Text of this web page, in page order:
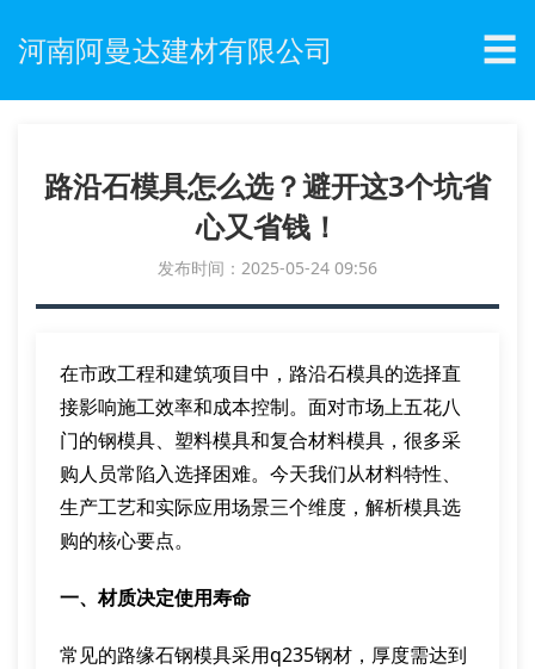
河南阿曼达建材有限公司 ☰
路沿石模具怎么选？避开这3个坑省
心又省钱！
发布时间：2025-05-24 09:56
在市政工程和建筑项目中，路沿石模具的选择直
接影响施工效率和成本控制。面对市场上五花八
门的钢模具、塑料模具和复合材料模具，很多采
购人员常陷入选择困难。今天我们从材料特性、
生产工艺和实际应用场景三个维度，解析模具选
购的核心要点。
一、材质决定使用寿命
常见的路缘石钢模具采用q235钢材，厚度需达到